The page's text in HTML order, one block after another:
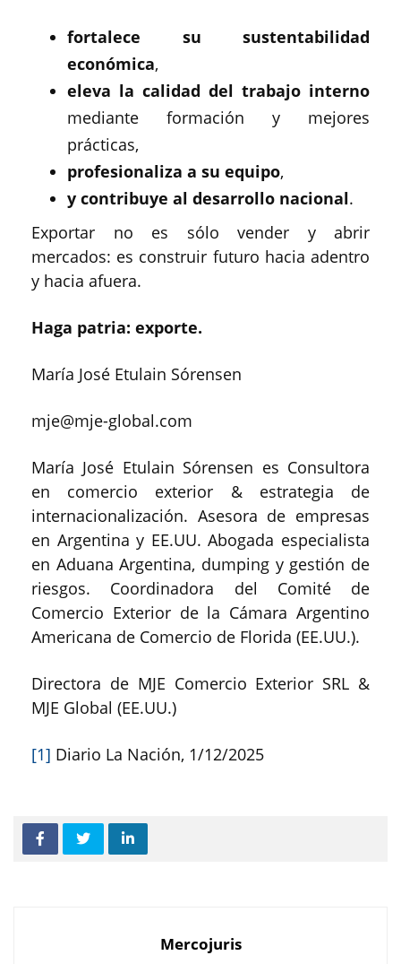
fortalece su sustentabilidad
económica,
eleva la calidad del trabajo interno
mediante formación y mejores
prácticas,
profesionaliza a su equipo,
y contribuye al desarrollo nacional.
Exportar no es sólo vender y abrir
mercados: es construir futuro hacia adentro
y hacia afuera.
Haga patria: exporte.
María José Etulain Sórensen
mje@mje-global.com
María José Etulain Sórensen es Consultora
en comercio exterior & estrategia de
internacionalización. Asesora de empresas
en Argentina y EE.UU. Abogada especialista
en Aduana Argentina, dumping y gestión de
riesgos. Coordinadora del Comité de
Comercio Exterior de la Cámara Argentino
Americana de Comercio de Florida (EE.UU.).
Directora de MJE Comercio Exterior SRL &
MJE Global (EE.UU.)
[1] Diario La Nación, 1/12/2025
Mercojuris